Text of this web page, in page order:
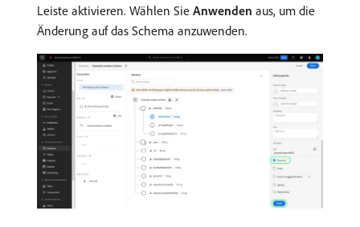
Leiste aktivieren. Wählen Sie Anwenden aus, um die
Änderung auf das Schema anzuwenden.